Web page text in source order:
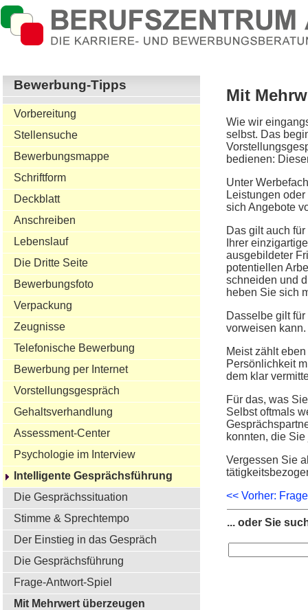
Bewerbung-Tipps
Vorbereitung
Stellensuche
Bewerbungsmappe
Schriftform
Deckblatt
Anschreiben
Lebenslauf
Die Dritte Seite
Bewerbungsfoto
Verpackung
Zeugnisse
Telefonische Bewerbung
Bewerbung per Internet
Vorstellungsgespräch
Gehaltsverhandlung
Assessment-Center
Psychologie im Interview
Intelligente Gesprächsführung
Die Gesprächssituation
Stimme & Sprechtempo
Der Einstieg in das Gespräch
Die Gesprächsführung
Frage-Antwort-Spiel
Mit Mehrwert überzeugen
Mit
Wie wir
selbst. Das
bedienen:
Unter
Leistungen
sich Angebote
Das gilt auch
Ihrer
ausgebildeter
potentiellen
schneiden und
heben Sie sich
Dasselbe gilt
vorweisen
Meist zählt
Persönlichkeit
dem klar
Für das, was
Selbst oftmals
konnten, die
Vergessen Sie
<< Vorher:
... oder Sie